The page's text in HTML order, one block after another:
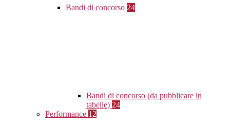
Bandi di concorso 24
Bandi di concorso (da pubblicare in
tabelle) 24
Performance 12